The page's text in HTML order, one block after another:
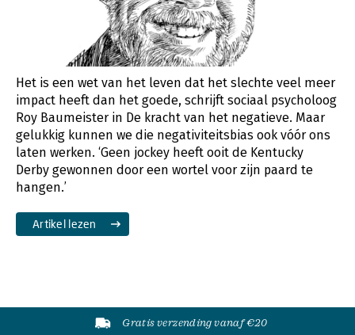
Het is een wet van het leven dat het slechte veel meer
impact heeft dan het goede, schrijft sociaal psycholoog
Roy Baumeister in De kracht van het negatieve. Maar
gelukkig kunnen we die negativiteitsbias ook vóór ons
laten werken. ‘Geen jockey heeft ooit de Kentucky
Derby gewonnen door een wortel voor zijn paard te
hangen.’
Artikel lezen
Gratis verzending vanaf €20